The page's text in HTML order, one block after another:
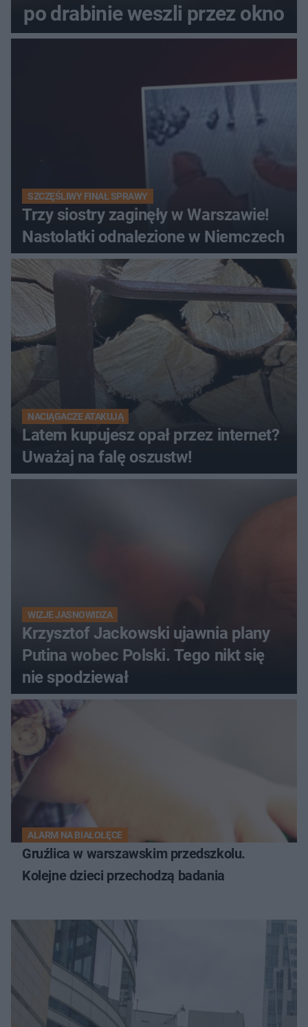
po drabinie weszli przez okno
SZCZĘŚLIWY FINAŁ SPRAWY
Trzy siostry zaginęły w Warszawie!
Nastolatki odnalezione w Niemczech
NACIĄGACZE ATAKUJĄ
Latem kupujesz opał przez internet?
Uważaj na falę oszustw!
WIZJE JASNOWIDZA
Krzysztof Jackowski ujawnia plany
Putina wobec Polski. Tego nikt się
nie spodziewał
ALARM NA BIAŁOŁĘCE
Gruźlica w warszawskim przedszkolu.
Kolejne dzieci przechodzą badania